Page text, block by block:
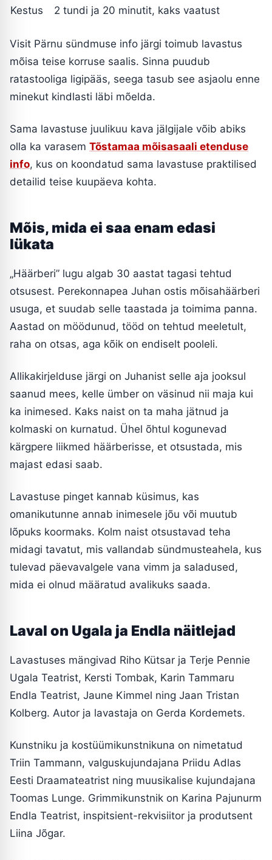
Kestus 2 tundi ja 20 minutit, kaks vaatust
Visit Pärnu sündmuse info järgi toimub lavastus
mõisa teise korruse saalis. Sinna puudub
ratastooliga ligipääs, seega tasub see asjaolu enne
minekut kindlasti läbi mõelda.
Sama lavastuse juulikuu kava jälgijale võib abiks
olla ka varasem Tõstamaa mõisasaali etenduse
info, kus on koondatud sama lavastuse praktilised
detailid teise kuupäeva kohta.
Mõis, mida ei saa enam edasi
lükata
„Häärberi” lugu algab 30 aastat tagasi tehtud
otsusest. Perekonnapea Juhan ostis mõisahäärberi
usuga, et suudab selle taastada ja toimima panna.
Aastad on möödunud, tööd on tehtud meeletult,
raha on otsas, aga kõik on endiselt pooleli.
Allikakirjelduse järgi on Juhanist selle aja jooksul
saanud mees, kelle ümber on väsinud nii maja kui
ka inimesed. Kaks naist on ta maha jätnud ja
kolmaski on kurnatud. Ühel õhtul kogunevad
kärgpere liikmed häärberisse, et otsustada, mis
majast edasi saab.
Lavastuse pinget kannab küsimus, kas
omanikutunne annab inimesele jõu või muutub
lõpuks koormaks. Kolm naist otsustavad teha
midagi tavatut, mis vallandab sündmusteahela, kus
tulevad päevavalgele vana vimm ja saladused,
mida ei olnud määratud avalikuks saada.
Laval on Ugala ja Endla näitlejad
Lavastuses mängivad Riho Kütsar ja Terje Pennie
Ugala Teatrist, Kersti Tombak, Karin Tammaru
Endla Teatrist, Jaune Kimmel ning Jaan Tristan
Kolberg. Autor ja lavastaja on Gerda Kordemets.
Kunstniku ja kostüümikunstnikuna on nimetatud
Triin Tammann, valguskujundajana Priidu Adlas
Eesti Draamateatrist ning muusikalise kujundajana
Toomas Lunge. Grimmikunstnik on Karina Pajunurm
Endla Teatrist, inspitsient-rekvisiitor ja produtsent
Liina Jõgar.